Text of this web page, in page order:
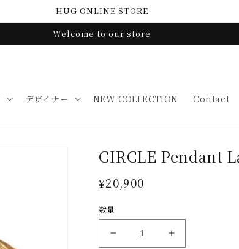
HUG ONLINE STORE
Welcome to our store
デザイナー NEW COLLECTION Contact
CIRCLE Pendant
通
価
格
¥20,900
数量
CIRCLE
CIRCLE